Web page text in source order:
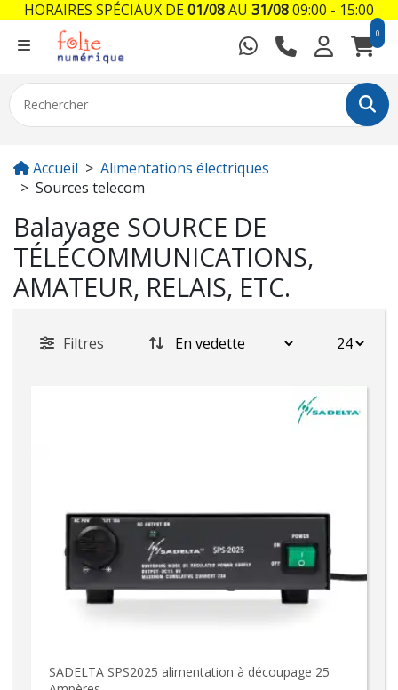
0
Accueil
Alimentations électriques
Sources telecom
Balayage SOURCE DE
TÉLÉCOMMUNICATIONS,
AMATEUR, RELAIS, ETC.
Filtres
SADELTA SPS2025 alimentation à découpage 25
HORAIRES SPÉCIAUX DE01/08AU 31/0809:00 - 15:00